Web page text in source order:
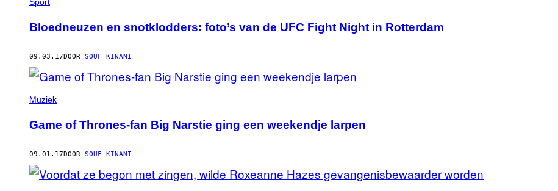
Bloedneuzen en snotklodders: foto’s van de UFC Fight Night in Rotterdam
09.03.17DOOR SOUF KINANI
Muziek
Game of Thrones-fan Big Narstie ging een weekendje larpen
09.01.17DOOR SOUF KINANI